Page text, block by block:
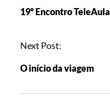
19º Encontro TeleAula
Next Post:
O início da viagem